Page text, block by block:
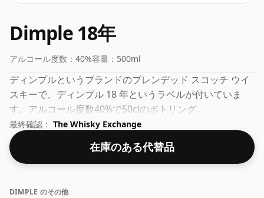
Dimple 18年
アルコール度数： 40%容量： 500ml
ディンプルというブランドのブレンデッド スコッチ ウイ
スキーで、ディンプル 18 年というラベルが付いていま
す。アルコール度数40%で50clのボトリング。
最終確認： The Whisky Exchange
在庫のある代替品
DIMPLE のその他